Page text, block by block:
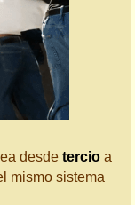
desde tercio a
mismo sistema